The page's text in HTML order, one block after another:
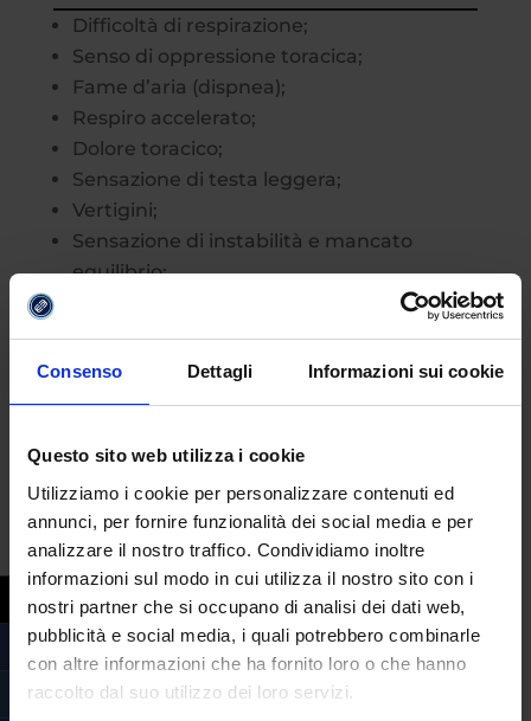
Consenso Dettagli Informazioni sui cookie
Questo sito web utilizza i cookie
Utilizziamo i cookie per personalizzare contenuti ed
annunci, per fornire funzionalità dei social media e per
analizzare il nostro traffico. Condividiamo inoltre
informazioni sul modo in cui utilizza il nostro sito con i
nostri partner che si occupano di analisi dei dati web,
pubblicità e social media, i quali potrebbero combinarle
con altre informazioni che ha fornito loro o che hanno
raccolto dal suo utilizzo dei loro servizi.
Difficoltà di respirazione;
Senso di oppressione toracica;
Fame d’aria (dispnea);
Respiro accelerato;
Dolore toracico;
Sensazione di testa leggera;
Vertigini;
Sensazione di instabilità e mancato
equilibrio;
Formicolio in diverse parti del corpo;
Vampate di calore o di freddo;
Sensazione di “nodo in gola”;
Bocca secca;
Battito cardiaco accelerato o non
regolare;
Sudorazione eccessiva;
Senso di debolezza e stanchezza;
Tensione muscolare;
Tremori;
Minzione frequente;